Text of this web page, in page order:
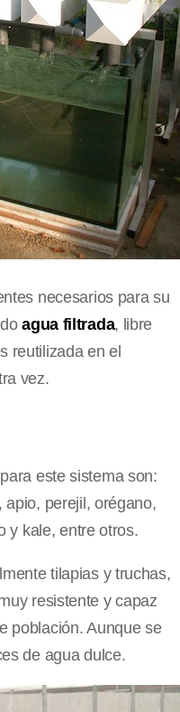
necesarios para su
agua filtrada, libre
reutilizada en el
vez.
este sistema son:
apio, perejil, orégano,
y kale, entre otros.
tilapias y truchas,
resistente y capaz
población. Aunque se
de agua dulce.